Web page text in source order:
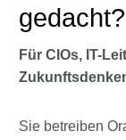
gedacht?
Für CIOs, IT-
Sie betreiben